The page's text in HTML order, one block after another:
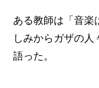
ある教師は「音楽
しみからガザの人
語った。